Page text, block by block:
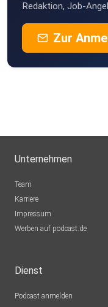
Redaktion, Job-
Zur
Unternehmen
Team
Karriere
Impressum
Werben auf podcast.de
Dienst
Podcast anmelden